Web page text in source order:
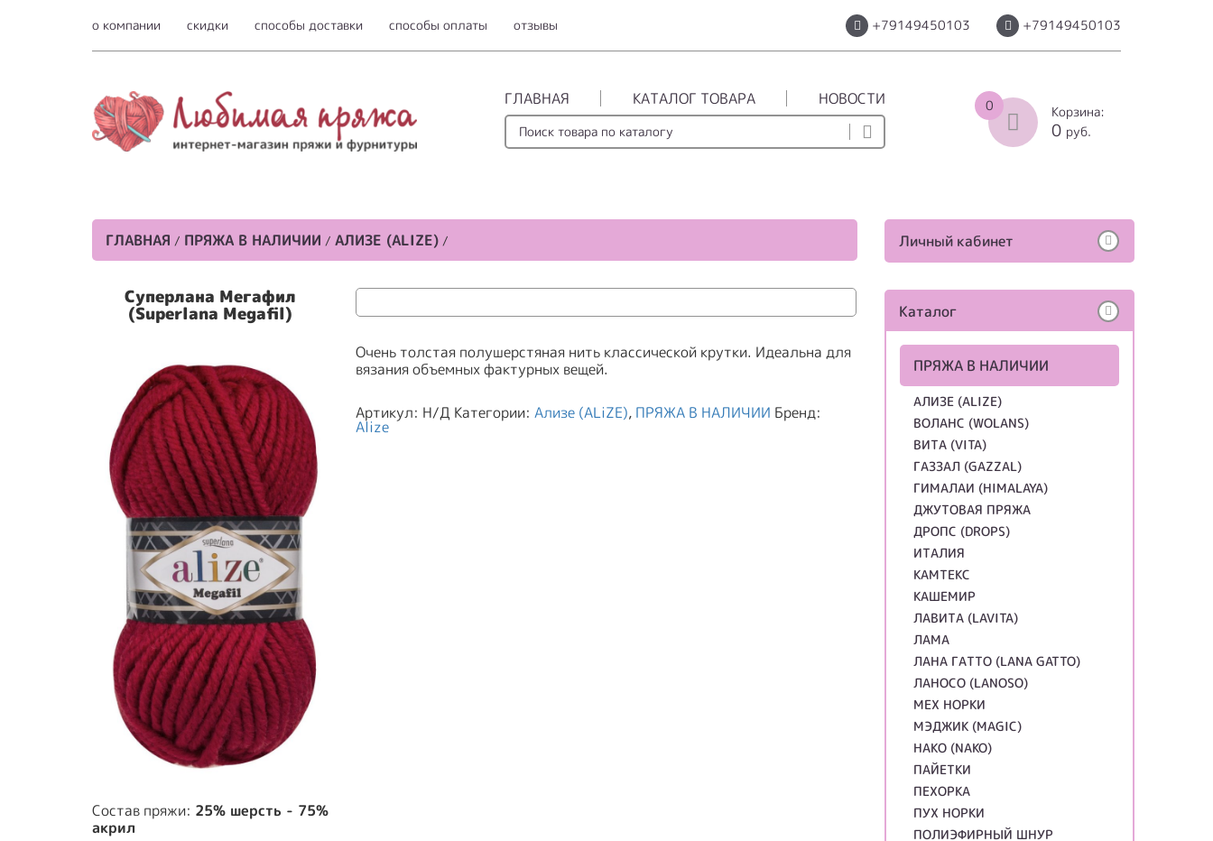
о компании скидки способы доставки способы оплаты отзывы +79149450103 +79149450103
ГЛАВНАЯ КАТАЛОГ ТОВАРА НОВОСТИ 0 Корзина:
0 руб.
Личный кабинет
Каталог
ПРЯЖА В НАЛИЧИИ
АЛИЗЕ (ALIZE)
ВОЛАНС (WOLANS)
ВИТА (VITA)
ГАЗЗАЛ (GAZZAL)
ГИМАЛАИ (HIMALAYA)
ДЖУТОВАЯ ПРЯЖА
ДРОПС (DROPS)
ИТАЛИЯ
КАМТЕКС
КАШЕМИР
ЛАВИТА (LAVITA)
ЛАМА
ЛАНА ГАТТО (LANA GATTO)
ЛАНОСО (LANOSO)
МЕХ НОРКИ
МЭДЖИК (MAGIC)
НАКО (NAKO)
ПАЙЕТКИ
ПЕХОРКА
ПУХ НОРКИ
ПОЛИЭФИРНЫЙ ШНУР
ГЛАВНАЯ / ПРЯЖА В НАЛИЧИИ / АЛИЗЕ (ALIZE) /
Суперлана Мегафил
(Superlana Megafil)
Состав пряжи: 25% шерсть - 75%
акрил
Очень толстая полушерстяная нить классической крутки. Идеальна для
вязания объемных фактурных вещей.
Артикул: Н/Д Категории:Ализе (ALiZE), ПРЯЖА В НАЛИЧИИ Бренд:
Alize